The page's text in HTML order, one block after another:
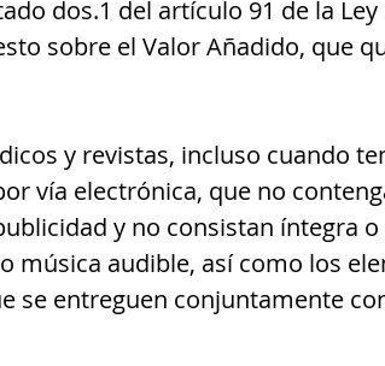
dos.1 del artículo 91 de la Ley
sobre el Valor Añadido, que
y revistas, incluso cuando
vía electrónica, que no
y no consistan íntegra
música audible, así como los
se entreguen conjuntamente